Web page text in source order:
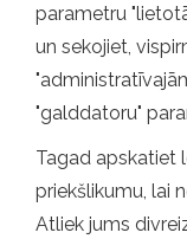
parametru
un sekojiet,
"galddatoru"
Tagad apskatiet
priekšlikumu, lai
Atliek jums